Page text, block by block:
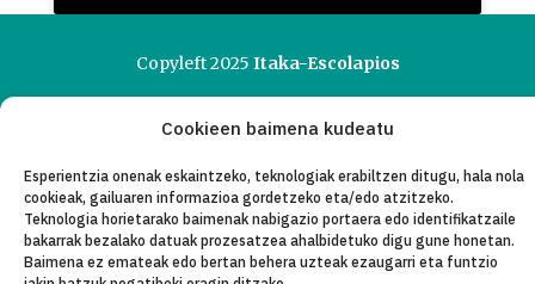
Cookieen baimena kudeatu
Esperientzia onenak eskaintzeko, teknologiak erabiltzen ditugu, hala nola
cookieak, gailuaren informazioa gordetzeko eta/edo atzitzeko.
Teknologia horietarako baimenak nabigazio portaera edo identifikatzaile
bakarrak bezalako datuak prozesatzea ahalbidetuko digu gune honetan.
Baimena ez emateak edo bertan behera uzteak ezaugarri eta funtzio
Copyleft 2025 Itaka-Escolapios
PRIBATASUN-POLITIKA
KONTAKTU
CANAL DE DENUNCIAS